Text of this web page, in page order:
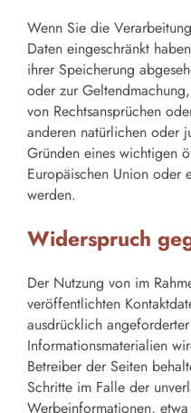
Wenn Sie die
Daten eingeschränkt
ihrer Speicherung
oder zur
von Rechtsansprüchen
anderen natürlichen oder
Gründen eines wichtigen
Europäischen Union oder
werden.
Widerspruch
Der Nutzung von im
veröffentlichten
ausdrücklich
Informationsmaterialien
Betreiber der Seiten
Schritte im Falle der
Werbeinformationen,